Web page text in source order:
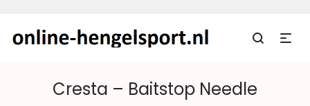
Cresta – Baitstop Needle